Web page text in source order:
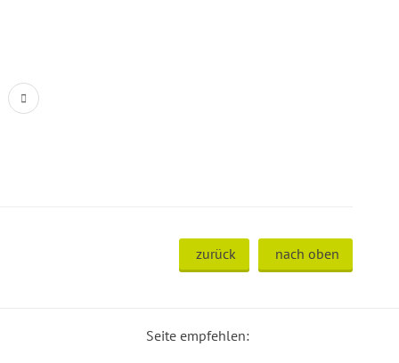
zurück nach oben
Seite empfehlen: